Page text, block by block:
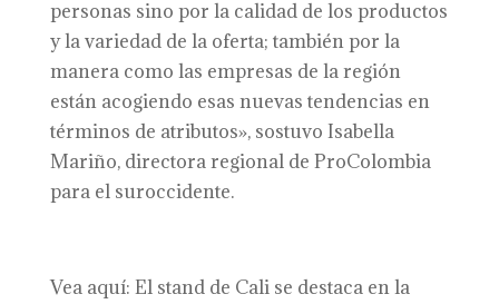
personas sino por la calidad de los productos
y la variedad de la oferta; también por la
manera como las empresas de la región
están acogiendo esas nuevas tendencias en
términos de atributos», sostuvo Isabella
Mariño, directora regional de ProColombia
para el suroccidente.
Vea aquí: El stand de Cali se destaca en la